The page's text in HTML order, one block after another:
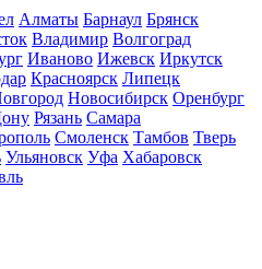
Алматы Барнаул Брянск
Владимир Волгоград
Иваново Ижевск Иркутск
Красноярск Липецк
Новосибирск Оренбург
Рязань Самара
Смоленск Тамбов Тверь
Ульяновск Уфа Хабаровск